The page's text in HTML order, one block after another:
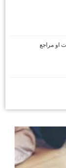
او مراجع